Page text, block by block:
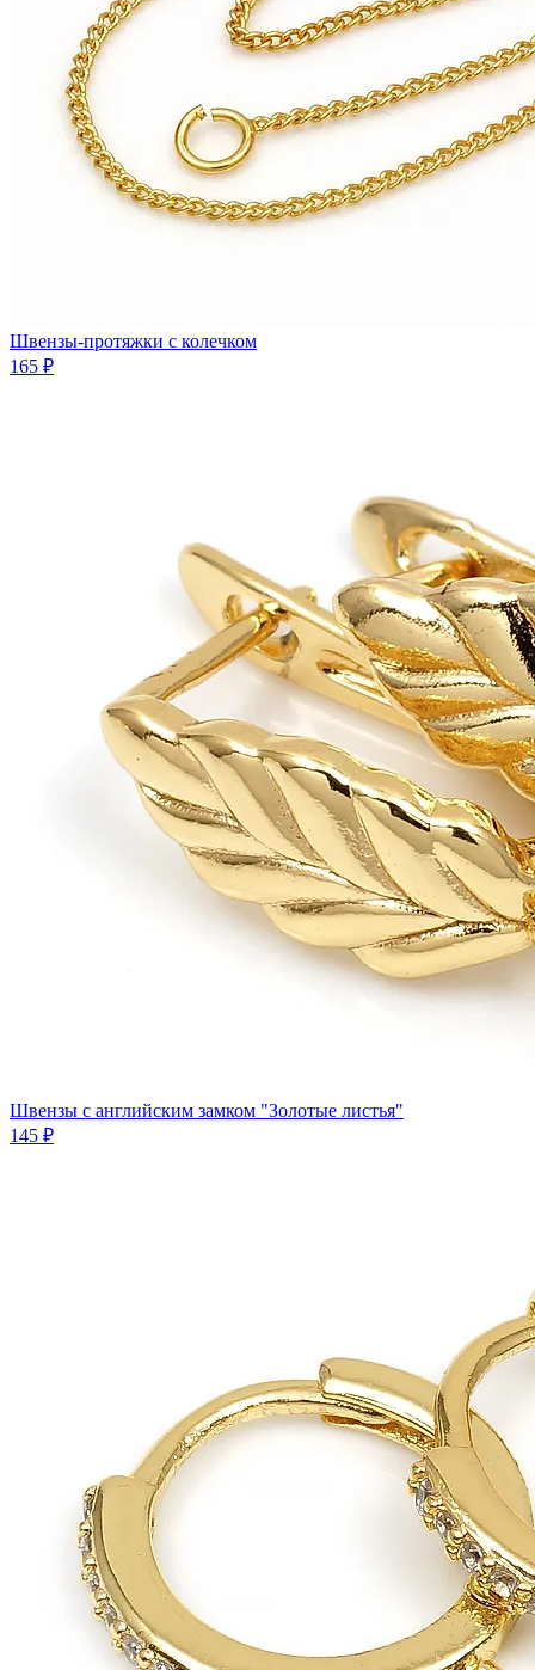
Швензы-протяжки с колечком
165 ₽
Швензы с английским замком "Золотые листья"
145 ₽